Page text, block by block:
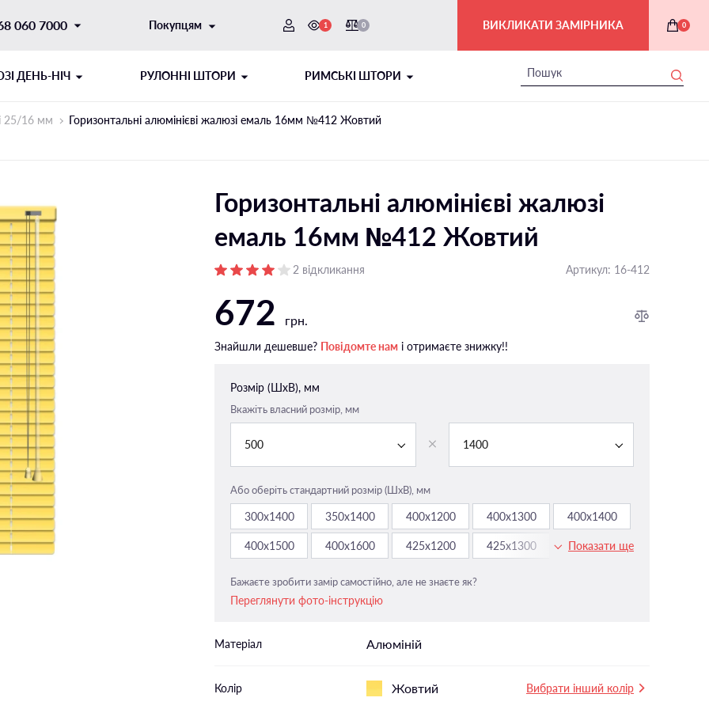
060 7000 Покупцям 1 0 ВИКЛИКАТИ ЗАМІРНИКА 0
ДЕНЬ-НІЧ РУЛОННІ ШТОРИ
ТИПУ
напрямні
напрямні
Відкритого типу на стулку
Відкритого типу на отвір
напрямні
Закритого типу пласкі напрямні
РИМСЬКІ ШТОРИ
На мансардні вікна
У дитячу
У спальню
25/16 мм Горизонтальні алюмінієві жалюзі емаль 16мм №412 Жовтий
Горизонтальні алюмінієві жалюзі
емаль 16мм №412 Жовтий
2 відкликання Артикул: 16-412
672 грн.
Знайшли дешевше? Повідомте нам і отримаєте знижку!!
Розмір (ШxВ), мм
Вкажіть власний розмір, мм
500 1400
Або оберіть стандартний розмір (ШxВ), мм
300х1400 350х1400 400х1200 400х1300 400х1400
400х1500 400х1600 425х1200 425х1300 425х1400
Показати ще
Бажаєте зробити замір самостійно, але не знаєте як?
Переглянути фото-інструкцію
Матеріал Алюміній
Колір Жовтий Вибрати інший колір